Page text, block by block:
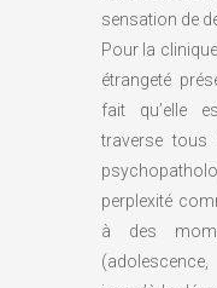
sensation de
Pour la
étrangeté
fait qu’elle
traverse tous
perplexité
à des